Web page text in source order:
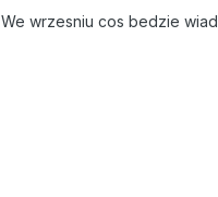
We wrzesniu cos bedzie